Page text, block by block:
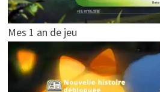
Mes 1 an de jeu